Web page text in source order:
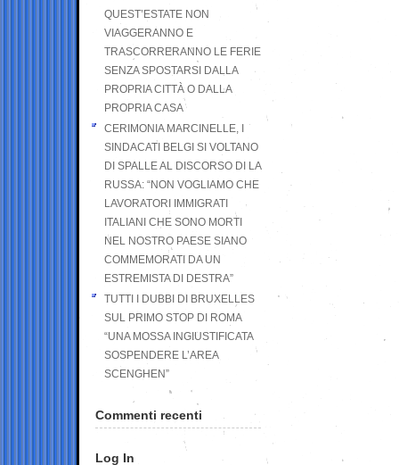
QUEST’ESTATE NON
VIAGGERANNO E
TRASCORRERANNO LE FERIE
SENZA SPOSTARSI DALLA
PROPRIA CITTÀ O DALLA
PROPRIA CASA
CERIMONIA MARCINELLE, I
SINDACATI BELGI SI VOLTANO
DI SPALLE AL DISCORSO DI LA
RUSSA: “NON VOGLIAMO CHE
LAVORATORI IMMIGRATI
ITALIANI CHE SONO MORTI
NEL NOSTRO PAESE SIANO
COMMEMORATI DA UN
ESTREMISTA DI DESTRA”
TUTTI I DUBBI DI BRUXELLES
SUL PRIMO STOP DI ROMA
“UNA MOSSA INGIUSTIFICATA
SOSPENDERE L’AREA
SCENGHEN”
Commenti recenti
Log In